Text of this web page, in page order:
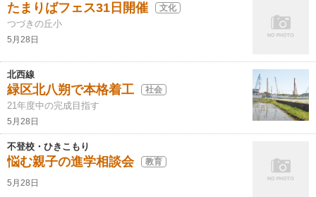
たまりばフェス31日開催 文化
つづきの丘小
5月28日
北西線
緑区北八朔で本格着工 社会
21年度中の完成目指す
5月28日
不登校・ひきこもり
悩む親子の進学相談会 教育
5月28日